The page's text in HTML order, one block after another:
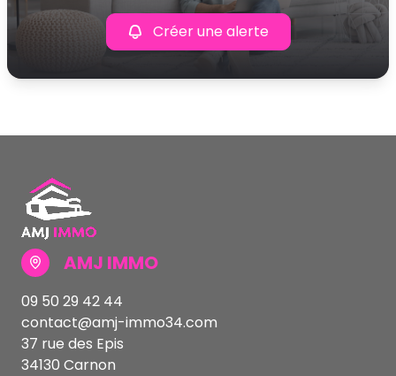
Créer une alerte
AMJ IMMO
09 50 29 42 44
contact@amj-immo34.com
37 rue des Epis
34130 Carnon